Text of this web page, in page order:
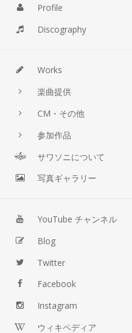
Profile
Discography
Works
楽曲提供
CM・その他
参加作品
サワソニについて
写真ギャラリー
YouTube チャンネル
Blog
Twitter
Facebook
Instagram
ウィキペディア